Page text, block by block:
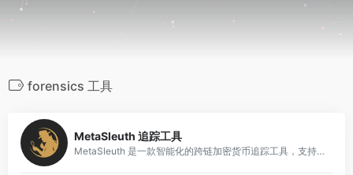
forensics 工具
MetaSleuth 追踪工具
MetaSleuth 是一款智能化的跨链加密货币追踪工具，支持资金流可视化、盗币追蹤、合规调查与 forensics 分析，帮助用户进行 DYOR 和实时监控。